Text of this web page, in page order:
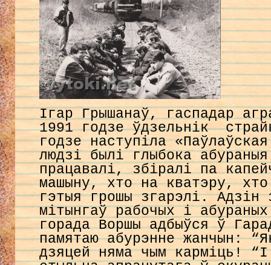
Ігар Грышанаў, гаспадар
1991 годзе ўдзельнік
годзе наступіла
людзі былі глыбока
працавалі, збіралі па
машыну, хто на кватэру,
гэтыя грошы згарэлі. Адзін
мітынгаў рабочых і
горада Воршы адбыўся ў
памятаю абурэнне жанчын:
дзяцей няма чым карміць! “І